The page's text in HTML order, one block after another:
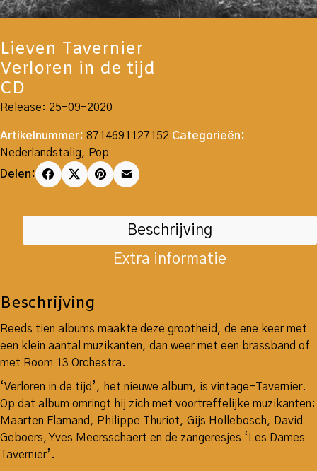
Lieven Tavernier
Verloren in de tijd
CD
Release: 25-09-2020
Artikelnummer: 8714691127152 Categorieën:
Nederlandstalig, Pop
Delen:
Beschrijving
Extra informatie
Beschrijving
Reeds tien albums maakte deze grootheid, de ene keer met
een klein aantal muzikanten, dan weer met een brassband of
met Room 13 Orchestra.
‘Verloren in de tijd’, het nieuwe album, is vintage-Tavernier.
Op dat album omringt hij zich met voortreffelijke muzikanten:
Maarten Flamand, Philippe Thuriot, Gijs Hollebosch, David
Geboers, Yves Meersschaert en de zangeresjes ‘Les Dames
Tavernier’.